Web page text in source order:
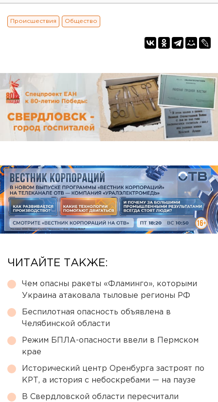
Происшествия Общество
ЧИТАЙТЕ ТАКЖЕ:
Чем опасны ракеты «Фламинго», которыми
Украина атаковала тыловые регионы РФ
Беспилотная опасность объявлена в
Челябинской области
Режим БПЛА-опасности ввели в Пермском
крае
Исторический центр Оренбурга застроят по
КРТ, а история с небоскребами — на паузе
В Свердловской области пересчитали